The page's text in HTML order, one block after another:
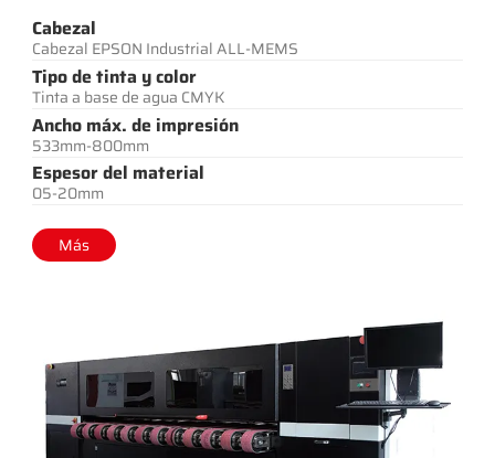
Cabezal
Cabezal EPSON Industrial ALL-MEMS
Tipo de tinta y color
Tinta a base de agua CMYK
Ancho máx. de impresión
533mm-800mm
Espesor del material
05-20mm
Más